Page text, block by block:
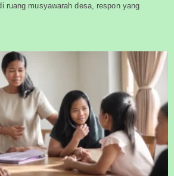
ruang musyawarah desa, respon yang